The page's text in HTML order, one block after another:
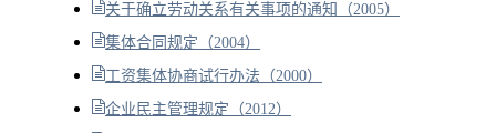
关于确立劳动关系有关事项的通知（2005）
集体合同规定（2004）
工资集体协商试行办法（2000）
企业民主管理规定（2012）